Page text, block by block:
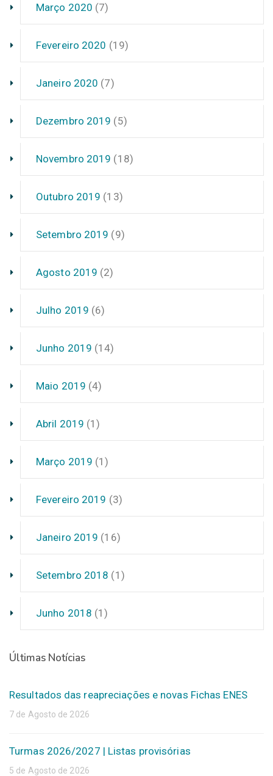
Março 2020 (7)
Fevereiro 2020 (19)
Janeiro 2020 (7)
Dezembro 2019 (5)
Novembro 2019 (18)
Outubro 2019 (13)
Setembro 2019 (9)
Agosto 2019 (2)
Julho 2019 (6)
Junho 2019 (14)
Maio 2019 (4)
Abril 2019 (1)
Março 2019 (1)
Fevereiro 2019 (3)
Janeiro 2019 (16)
Setembro 2018 (1)
Junho 2018 (1)
Últimas Notícias
Resultados das reapreciações e novas Fichas ENES
7 de Agosto de 2026
Turmas 2026/2027 | Listas provisórias
5 de Agosto de 2026